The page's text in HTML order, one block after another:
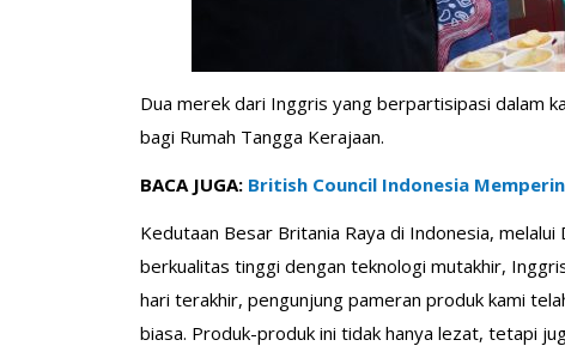
Dua merek dari Inggris yang berpartisipasi dalam
bagi Rumah Tangga Kerajaan.
BACA JUGA: British Council Indonesia
Kedutaan Besar Britania Raya di Indonesia,
berkualitas tinggi dengan teknologi mutakhir,
hari terakhir, pengunjung pameran produk kami
biasa. Produk-produk ini tidak hanya lezat, tetapi